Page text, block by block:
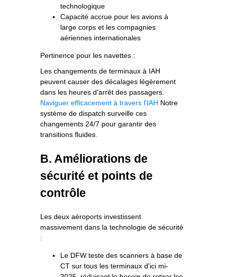
technologique
Capacité accrue pour les avions à
large corps et les compagnies
aériennes internationales
Pertinence pour les navettes :
Les changements de terminaux à IAH
peuvent causer des décalages légèrement
dans les heures d'arrêt des passagers.
Naviguer efficacement à travers l'IAH Notre
système de dispatch surveille ces
changements 24/7 pour garantir des
transitions fluides.
B. Améliorations de
sécurité et points de
contrôle
Les deux aéroports investissent
massivement dans la technologie de sécurité
:
Le DFW teste des scanners à base de
CT sur tous les terminaux d'ici mi-